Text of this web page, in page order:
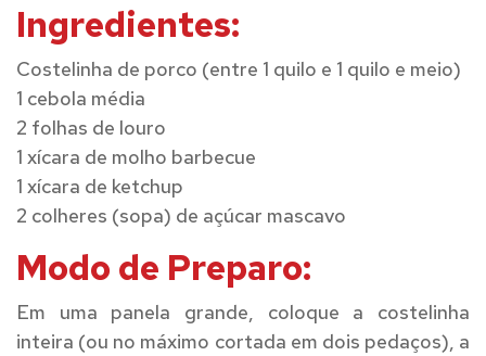
Ingredientes:
Costelinha de porco (entre 1 quilo e 1 quilo e meio)
1 cebola média
2 folhas de louro
1 xícara de molho barbecue
1 xícara de ketchup
2 colheres (sopa) de açúcar mascavo
Modo de Preparo:
Em uma panela grande, coloque a costelinha
inteira (ou no máximo cortada em dois pedaços), a